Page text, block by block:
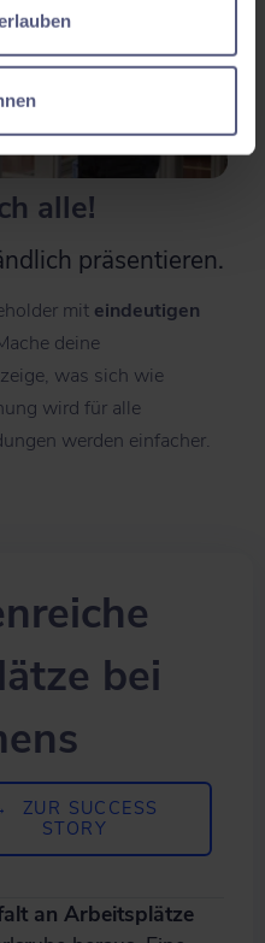
alle!
präsentieren.
mit eindeutigen
deine
was sich wie
wird für alle
werden einfacher.
bei
ZUR SUCCESS
STORY
an Arbeitsplätze